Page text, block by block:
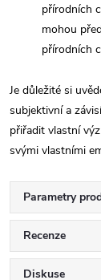
přírodních
mohou
přírodních
Je důležité si
subjektivní a
přiřadit vlastní
svými vlastními
Parametry
Recenze
Diskuse